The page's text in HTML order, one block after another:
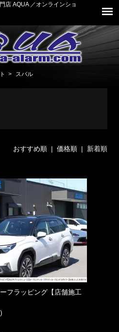
店 AQUA ／オンラインショ
> スバル
おすすめ順| 価格順| 新着順
フラッピング【店舗施工